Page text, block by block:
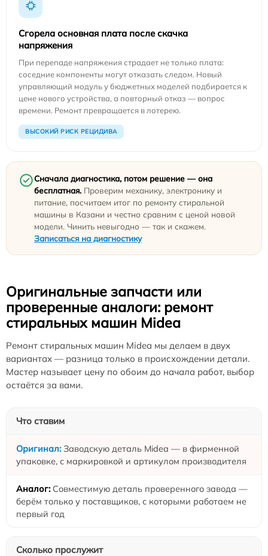
Сгорела основная плата после скачка
напряжения
При перепаде напряжения страдает не только плата:
соседние компоненты могут отказать следом. Новый
управляющий модуль у бюджетных моделей подбирается к
цене нового устройства, а повторный отказ — вопрос
времени. Ремонт превращается в лотерею.
ВЫСОКИЙ РИСК РЕЦИДИВА
Сначала диагностика, потом решение — она
бесплатная. Проверим механику, электронику и
питание, посчитаем итог по ремонту стиральной
машины в Казани и честно сравним с ценой новой
модели. Чинить невыгодно — так и скажем.
Записаться на диагностику
Оригинальные запчасти или
проверенные аналоги: ремонт
стиральных машин Midea
Ремонт стиральных машин Midea мы делаем в двух
вариантах — разница только в происхождении детали.
Мастер называет цену по обоим до начала работ, выбор
остаётся за вами.
Что ставим
Заводскую деталь Midea — в фирменной
упаковке, с маркировкой и артикулом производителя
Совместимую деталь проверенного завода —
берём только у поставщиков, с которыми работаем не
первый год
Сколько прослужит